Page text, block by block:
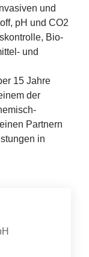
und
pH und CO2
Bio-
und
15 Jahre
der
Partnern
in